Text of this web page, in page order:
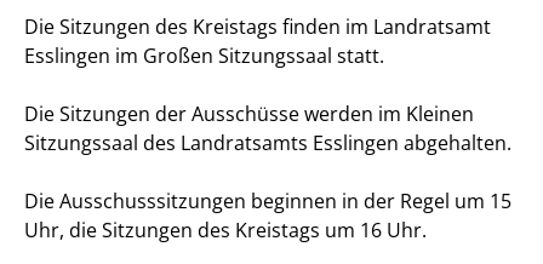
Die Sitzungen des Kreistags finden im Landratsamt
Esslingen im Großen Sitzungssaal statt.
Die Sitzungen der Ausschüsse werden im Kleinen
Sitzungssaal des Landratsamts Esslingen abgehalten.
Die Ausschusssitzungen beginnen in der Regel um 15
Uhr, die Sitzungen des Kreistags um 16 Uhr.